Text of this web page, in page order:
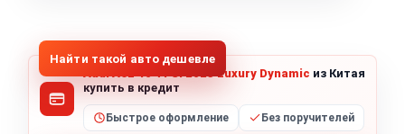
Найти такой авто дешевле
Audi A6L 40 TFSI 2023 Luxury Dynamic из Китая
купить в кредит
Быстрое оформление Без поручителей